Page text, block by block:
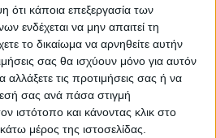
ότι κάποια επεξεργασία των
ενδέχεται να μην απαιτεί τη
το δικαίωμα να αρνηθείτε αυτήν
σας θα ισχύουν μόνο για αυτόν
τις προτιμήσεις σας ή να
σας ανά πάσα στιγμή
ιστότοπο και κάνοντας κλικ στο
μέρος της ιστοσελίδας.